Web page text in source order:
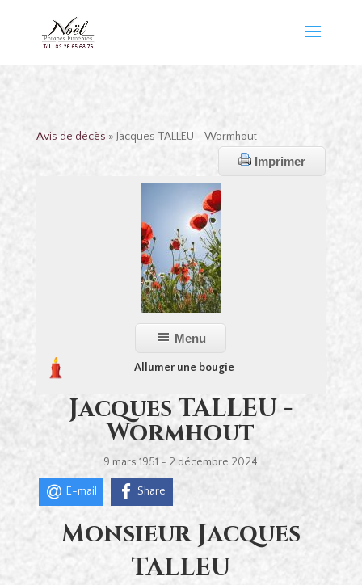
Avis de décès » Jacques TALLEU - Wormhout
Imprimer
Menu
Allumer une bougie
Jacques TALLEU -
Wormhout
9 mars 1951 - 2 décembre 2024
E-mail Share
Monsieur Jacques
TALLEU